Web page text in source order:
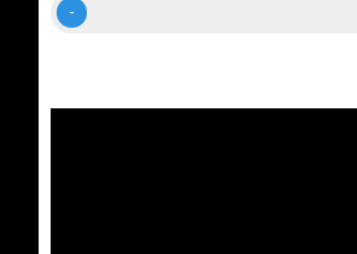
-